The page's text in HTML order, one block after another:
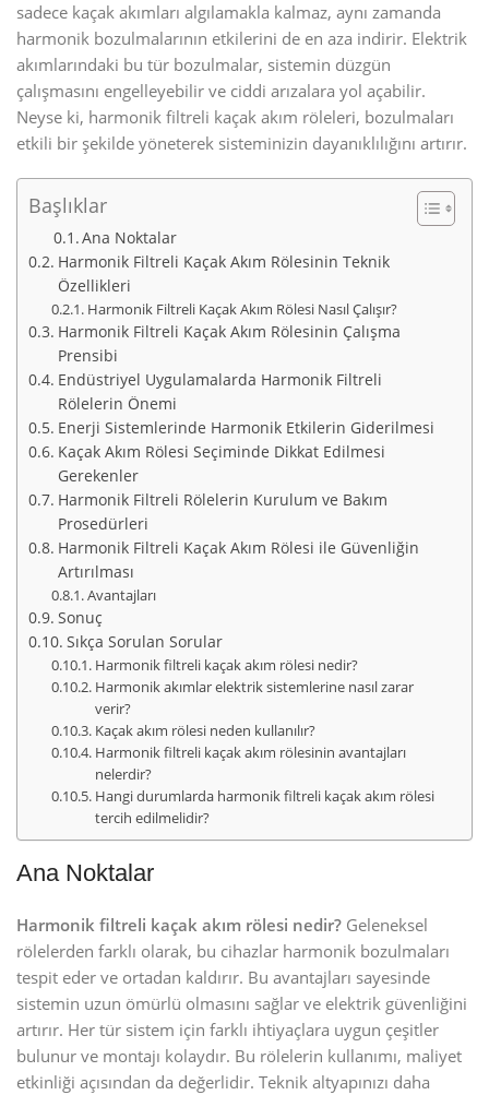
sadece kaçak akımları algılamakla kalmaz, aynı zamanda
harmonik bozulmalarının etkilerini de en aza indirir. Elektrik
akımlarındaki bu tür bozulmalar, sistemin düzgün
çalışmasını engelleyebilir ve ciddi arızalara yol açabilir.
Neyse ki, harmonik filtreli kaçak akım röleleri, bozulmaları
etkili bir şekilde yöneterek sisteminizin dayanıklılığını artırır.
Başlıklar
Ana Noktalar
Harmonik Filtreli Kaçak Akım Rölesinin Teknik
Özellikleri
Harmonik Filtreli Kaçak Akım Rölesi Nasıl Çalışır?
Harmonik Filtreli Kaçak Akım Rölesinin Çalışma
Prensibi
Endüstriyel Uygulamalarda Harmonik Filtreli
Rölelerin Önemi
Enerji Sistemlerinde Harmonik Etkilerin Giderilmesi
Kaçak Akım Rölesi Seçiminde Dikkat Edilmesi
Gerekenler
Harmonik Filtreli Rölelerin Kurulum ve Bakım
Prosedürleri
Harmonik Filtreli Kaçak Akım Rölesi ile Güvenliğin
Artırılması
Avantajları
Sonuç
Sıkça Sorulan Sorular
Harmonik filtreli kaçak akım rölesi nedir?
Harmonik akımlar elektrik sistemlerine nasıl zarar
verir?
Kaçak akım rölesi neden kullanılır?
Harmonik filtreli kaçak akım rölesinin avantajları
nelerdir?
Hangi durumlarda harmonik filtreli kaçak akım rölesi
tercih edilmelidir?
Ana Noktalar
Harmonik filtreli kaçak akım rölesi nedir? Geleneksel
rölelerden farklı olarak, bu cihazlar harmonik bozulmaları
tespit eder ve ortadan kaldırır. Bu avantajları sayesinde
sistemin uzun ömürlü olmasını sağlar ve elektrik güvenliğini
artırır. Her tür sistem için farklı ihtiyaçlara uygun çeşitler
bulunur ve montajı kolaydır. Bu rölelerin kullanımı, maliyet
etkinliği açısından da değerlidir. Teknik altyapınızı daha